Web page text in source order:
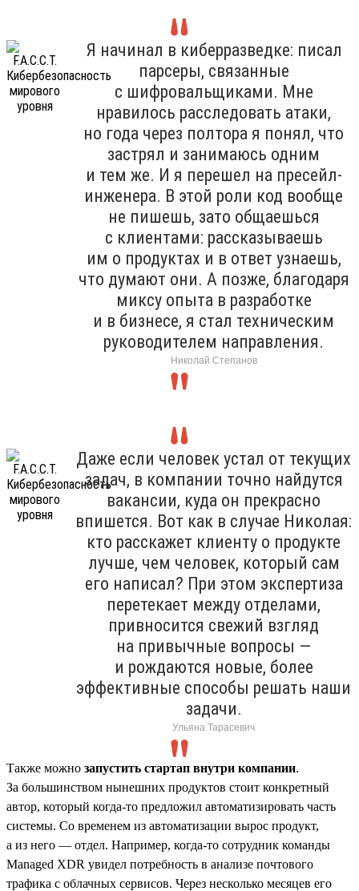
Я начинал в киберразведке: писал
парсеры, связанные
с шифровальщиками. Мне
нравилось расследовать атаки,
но года через полтора я понял, что
застрял и занимаюсь одним
и тем же. И я перешел на пресейл-
инженера. В этой роли код вообще
не пишешь, зато общаешься
с клиентами: рассказываешь
им о продуктах и в ответ узнаешь,
что думают они. А позже, благодаря
миксу опыта в разработке
и в бизнесе, я стал техническим
руководителем направления.
Николай Степанов
Даже если человек устал от текущих
задач, в компании точно найдутся
вакансии, куда он прекрасно
впишется. Вот как в случае Николая:
кто расскажет клиенту о продукте
лучше, чем человек, который сам
его написал? При этом экспертиза
перетекает между отделами,
привносится свежий взгляд
на привычные вопросы —
и рождаются новые, более
эффективные способы решать наши
задачи.
Ульяна Тарасевич
Также можно запустить стартап внутри компании.
За большинством нынешних продуктов стоит конкретный
автор, который когда-то предложил автоматизировать часть
системы. Со временем из автоматизации вырос продукт,
а из него — отдел. Например, когда-то сотрудник команды
Managed XDR увидел потребность в анализе почтового
трафика с облачных сервисов. Через несколько месяцев его